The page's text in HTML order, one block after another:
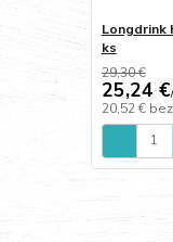
Longdrink
ks
29,30 €
25,24 €/
20,52 €